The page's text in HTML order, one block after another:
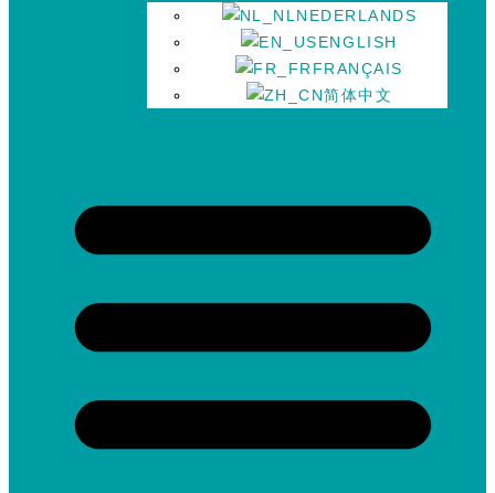
NEDERLANDS
ENGLISH
FRANÇAIS
简体中文